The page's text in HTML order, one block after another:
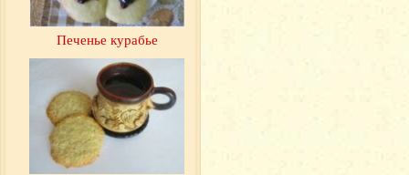
Печенье курабье